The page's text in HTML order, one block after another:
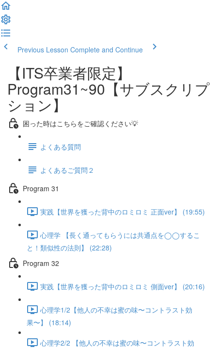
Previous Lesson Complete and Continue
【ITS卒業者限定】
Program31~90【サブスクリプ
ション】
困った時はこちらをご確認ください💡
よくある質問
よくあるご質問２
Program 31
実践【世界を獲った背中のロミロミ 正面ver】 (19:55)
心理学 【長く通ってもらうには共通点を◯◯するこ
と！類似性の法則】 (22:28)
Program 32
実践【世界を獲った背中のロミロミ 側面ver】 (20:16)
心理学1/2【他人の不幸は蜜の味〜コントラスト効
果〜】 (18:14)
心理学2/2 【他人の不幸は蜜の味〜コントラスト効